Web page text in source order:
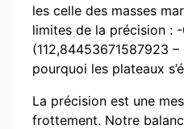
les celle des masses
limites de la précision :
(112,84453671587923
pourquoi les plateaux
La précision est une
frottement. Notre